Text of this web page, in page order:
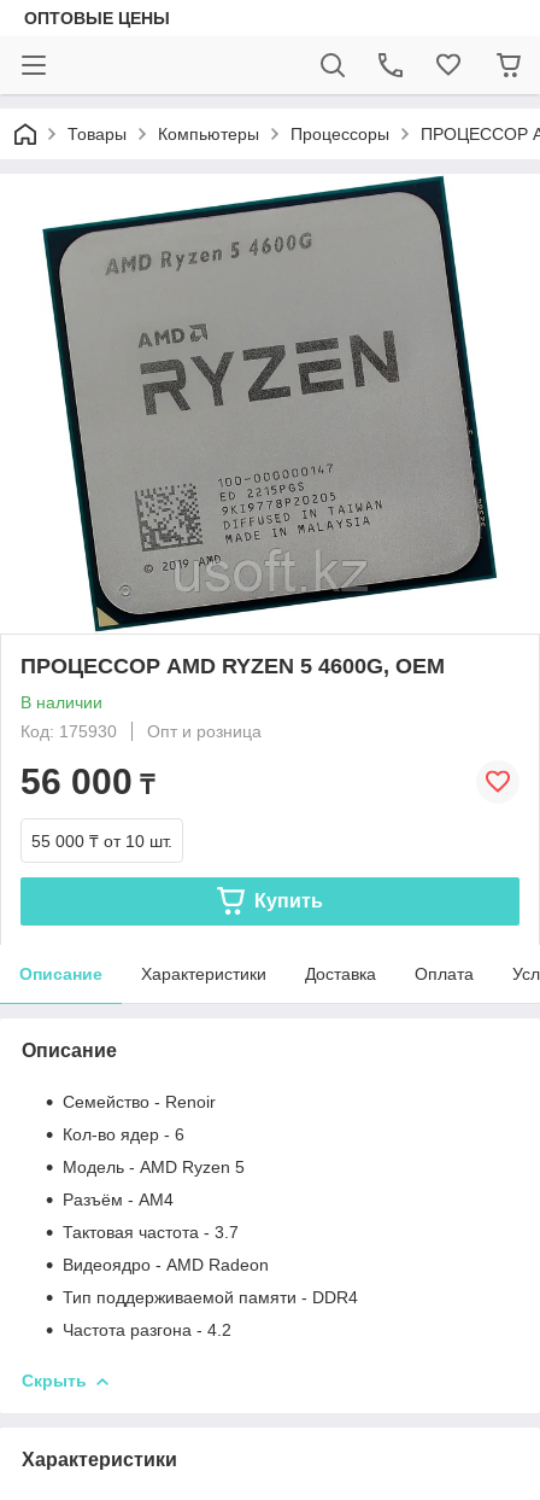
ОПТОВЫЕ ЦЕНЫ
Товары Компьютеры Процессоры ПРОЦЕССОР
ПРОЦЕССОР AMD RYZEN 5 4600G, OEM
В наличии
Код: 175930
Опт и розница
56 000 ₸
55 000 ₸ от 10 шт.
Купить
Описание Характеристики Доставка Оплата
Описание
Семейство - Renoir
Кол-во ядер - 6
Модель - AMD Ryzen 5
Разъём - AM4
Тактовая частота - 3.7
Видеоядро - AMD Radeon
Тип поддерживаемой памяти - DDR4
Частота разгона - 4.2
Скрыть
Характеристики